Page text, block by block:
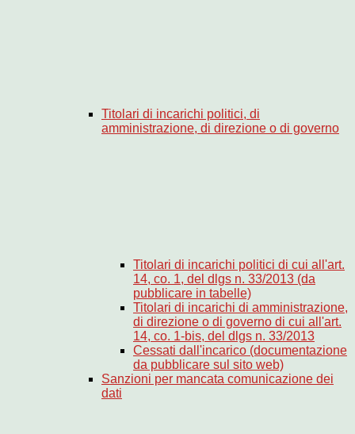
Titolari di incarichi politici, di
amministrazione, di direzione o di governo
Titolari di incarichi politici di cui all'art.
14, co. 1, del dlgs n. 33/2013 (da
pubblicare in tabelle)
Titolari di incarichi di amministrazione,
di direzione o di governo di cui all'art.
14, co. 1-bis, del dlgs n. 33/2013
Cessati dall'incarico (documentazione
da pubblicare sul sito web)
Sanzioni per mancata comunicazione dei
dati